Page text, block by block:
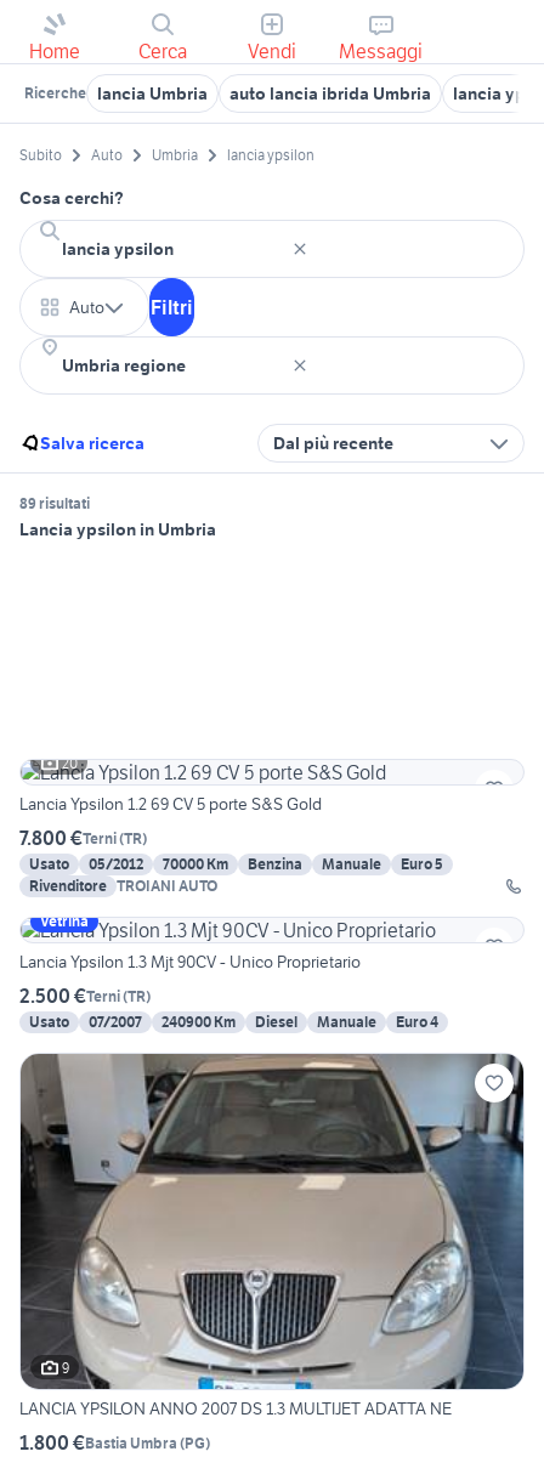
Home Cerca Vendi Messaggi
Ricerche lancia Umbria auto lancia ibrida Umbria lancia
Subito Auto Umbria lancia ypsilon
Cosa cerchi?
Auto Filtri
Salva ricerca Dal più recente
89 risultati
Lancia ypsilon in Umbria
20
Lancia Ypsilon 1.2 69 CV 5 porte S&S Gold
7.800 €Terni(TR)
Usato
05/2012 70000 Km Benzina Manuale
Euro 5
Rivenditore TROIANI AUTO
Vetrina
Lancia Ypsilon 1.3 Mjt 90CV - Unico Proprietario
2.500 €Terni(TR)
Usato
07/2007 240900 Km Diesel Manuale Euro 4
9
LANCIA YPSILON ANNO 2007 DS 1.3 MULTIJET ADATTA NE
1.800 €Bastia Umbra (PG)